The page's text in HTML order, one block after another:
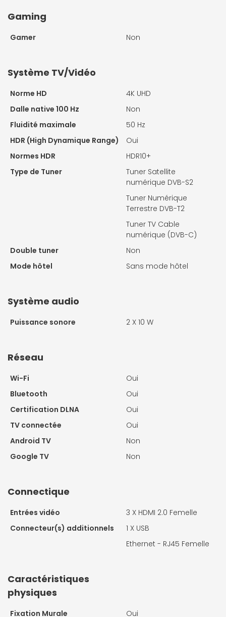
Gaming
Gamer Non
Système TV/Vidéo
Norme HD
4K UHD
Dalle native 100 Hz
Non
Fluidité maximale
50 Hz
HDR (High Dynamique Range)
Oui
Normes HDR
HDR10+
Type de Tuner
Tuner Satellite
numérique DVB-S2
Tuner Numérique
Terrestre DVB-T2
Tuner TV Cable
numérique (DVB-C)
Double tuner
Non
Mode hôtel
Sans mode hôtel
Système audio
Puissance sonore 2 X 10 W
Réseau
Wi-Fi
Oui
Bluetooth
Oui
Certification DLNA
Oui
TV connectée
Oui
Android TV
Non
Google TV
Non
Connectique
Entrées vidéo 3 X HDMI 2.0 Femelle
Connecteur(s) additionnels
1 X USB
Ethernet - RJ45 Femelle
Caractéristiques
physiques
Fixation Murale
Oui